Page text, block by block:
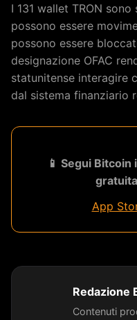
I 131 wallet TRON
possono essere
possono essere
designazione OFAC
statunitense interagire
dal sistema finanziario
📱 Segui
App
Redazione
Contenuti